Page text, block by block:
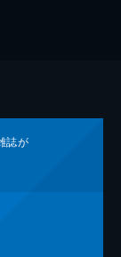
誌が